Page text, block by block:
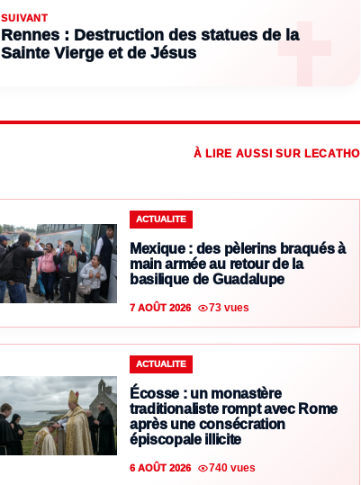
SUIVANT
Rennes : Destruction des statues de la
Sainte Vierge et de Jésus
À LIRE AUSSI SUR LECATHO
ACTUALITE
Mexique : des pèlerins braqués à
main armée au retour de la
basilique de Guadalupe
7 AOÛT 2026 73 vues
ACTUALITE
Écosse : un monastère
traditionaliste rompt avec Rome
après une consécration
épiscopale illicite
6 AOÛT 2026 740 vues